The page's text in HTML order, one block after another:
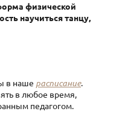
физической
научиться танцу,
в наше расписание.
в любое время,
педагогом.